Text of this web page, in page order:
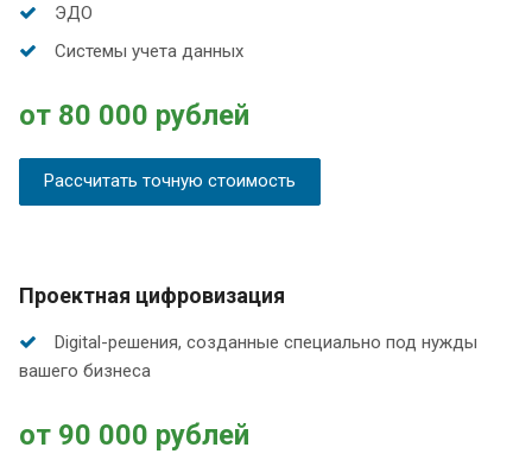
ЭДО
Системы учета данных
от 80 000 рублей
Рассчитать точную стоимость
Проектная цифровизация
Digital-решения, созданные специально под нужды
вашего бизнеса
от 90 000 рублей